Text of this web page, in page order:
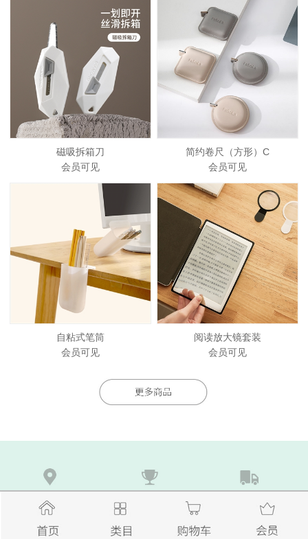
磁吸拆箱刀
会员可见
简约卷尺（方形）C
会员可见
自粘式笔筒
会员可见
阅读放大镜套装
会员可见